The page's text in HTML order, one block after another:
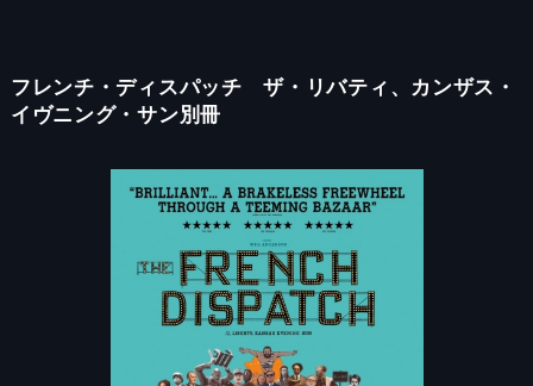
フレンチ・ディスパッチ ザ・リバティ、カンザス・
イヴニング・サン別冊